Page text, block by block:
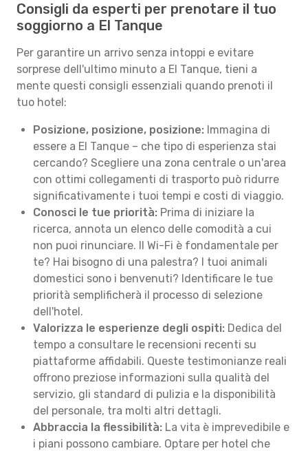
Consigli da esperti per prenotare il tuo
soggiorno a El Tanque
Per garantire un arrivo senza intoppi e evitare
sorprese dell'ultimo minuto a El Tanque, tieni a
mente questi consigli essenziali quando prenoti il
tuo hotel:
Posizione, posizione, posizione: Immagina di
essere a El Tanque – che tipo di esperienza stai
cercando? Scegliere una zona centrale o un'area
con ottimi collegamenti di trasporto può ridurre
significativamente i tuoi tempi e costi di viaggio.
Conosci le tue priorità: Prima di iniziare la
ricerca, annota un elenco delle comodità a cui
non puoi rinunciare. Il Wi-Fi è fondamentale per
te? Hai bisogno di una palestra? I tuoi animali
domestici sono i benvenuti? Identificare le tue
priorità semplificherà il processo di selezione
dell'hotel.
Valorizza le esperienze degli ospiti: Dedica del
tempo a consultare le recensioni recenti su
piattaforme affidabili. Queste testimonianze reali
offrono preziose informazioni sulla qualità del
servizio, gli standard di pulizia e la disponibilità
del personale, tra molti altri dettagli.
Abbraccia la flessibilità: La vita è imprevedibile e
i piani possono cambiare. Optare per hotel che